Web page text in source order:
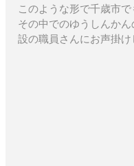
このような形で千歳市
その中でのゆうしんか
設の職員さんにお声掛け